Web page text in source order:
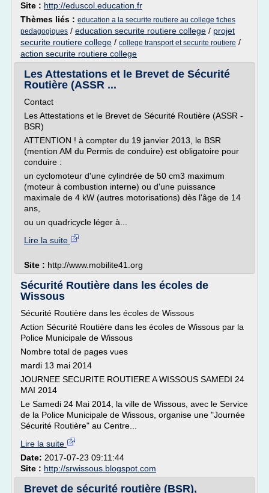
Site : http://eduscol.education.fr
Thèmes liés : education a la securite routiere au college fiches
pedagogiques / education securite routiere college / projet
securite routiere college / college transport et securite routiere /
action securite routiere college
Les Attestations et le Brevet de Sécurité
Routière (ASSR ...
Contact
Les Attestations et le Brevet de Sécurité Routière (ASSR -
BSR)
ATTENTION ! à compter du 19 janvier 2013, le BSR
(mention AM du Permis de conduire) est obligatoire pour
conduire :
un cyclomoteur d'une cylindrée de 50 cm3 maximum
(moteur à combustion interne) ou d'une puissance
maximale de 4 kW (autres motorisations) dès l'âge de 14
ans,
ou un quadricycle léger à...
Lire la suite
Site : http://www.mobilite41.org
Sécurité Routière dans les écoles de
Wissous
Sécurité Routière dans les écoles de Wissous
Action Sécurité Routière dans les écoles de Wissous par la
Police Municipale de Wissous
Nombre total de pages vues
mardi 13 mai 2014
JOURNEE SECURITE ROUTIERE A WISSOUS SAMEDI 24
MAI 2014
Le Samedi 24 Mai 2014, la ville de Wissous, avec le Service
de la Police Municipale de Wissous, organise une "Journée
Sécurité Routière" au Centre...
Lire la suite
Date: 2017-07-23 09:11:44
Site : http://srwissous.blogspot.com
Brevet de sécurité routière (BSR),